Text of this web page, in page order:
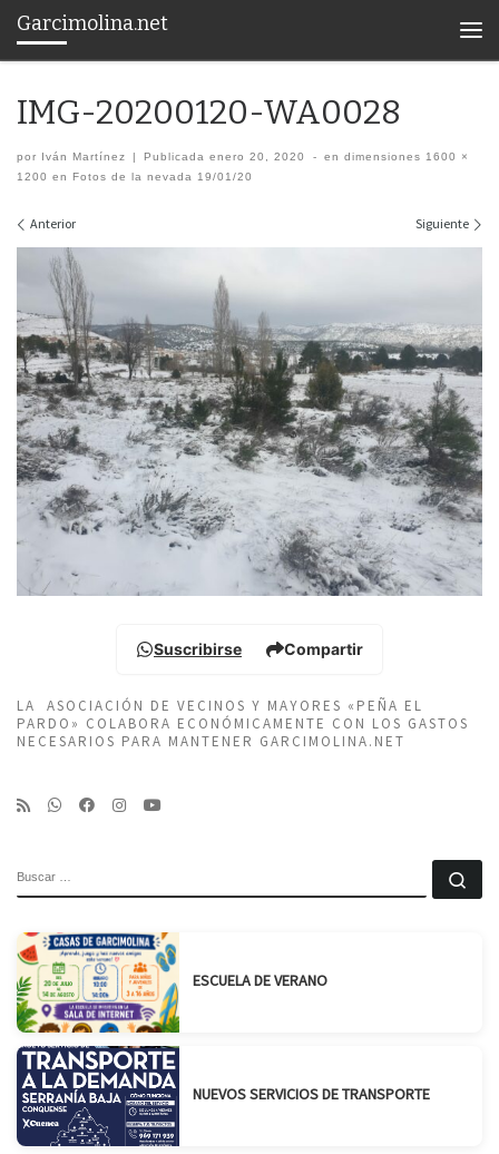
Saltar al contenido
Garcimolina.net
IMG-20200120-WA0028
por Iván Martínez | Publicadaenero 20, 2020 - en dimensiones 1600 ×
1200 en Fotos de la nevada 19/01/20
Navegación de imágenes
Anterior Siguiente
Suscribirse Compartir
LA ASOCIACIÓN DE VECINOS Y MAYORES «PEÑA EL
PARDO» COLABORA ECONÓMICAMENTE CON LOS GASTOS
NECESARIOS PARA MANTENER GARCIMOLINA.NET
ESCUELA DE VERANO
NUEVOS SERVICIOS DE TRANSPORTE